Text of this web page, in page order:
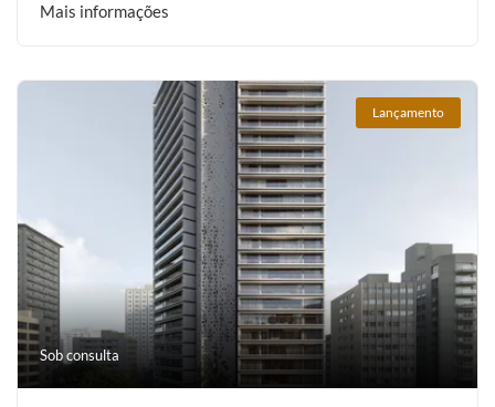
Mais informações
Lançamento
Sob consulta